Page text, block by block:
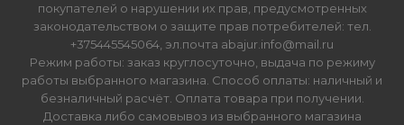
покупателей о нарушении их прав, предусмотренных
законодательством о защите прав потребителей: тел.
+375445545064, эл.почта abajur.info@mail.ru
Режим работы: заказ круглосуточно, выдача по режиму
работы выбранного магазина. Способ оплаты: наличный и
безналичный расчёт. Оплата товара при получении.
Доставка либо самовывоз из выбранного магазина